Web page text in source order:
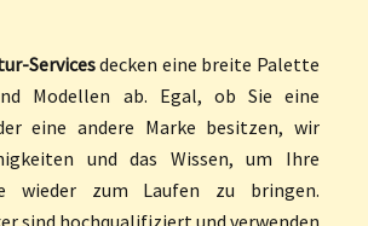
Servicesdecken eine breite Palette
Modellen ab. Egal, ob Sie eine
eine andere Marke besitzen, wir
und das Wissen, um Ihre
wieder zum Laufen zu bringen.
sind hochqualifiziert und verwenden